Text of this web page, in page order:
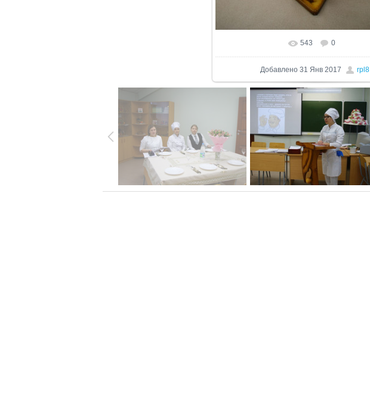
В реальном размере 680x1024
543 0
Добавлено31 Янв 2017 rpl8